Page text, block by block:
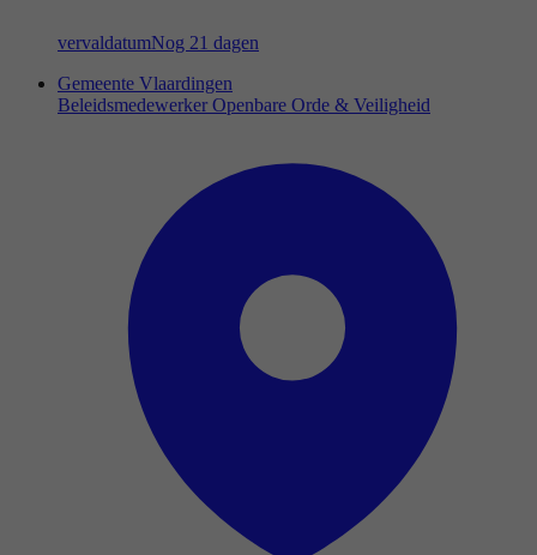
vervaldatumNog 21 dagen
Gemeente Vlaardingen
Beleidsmedewerker Openbare Orde & Veiligheid